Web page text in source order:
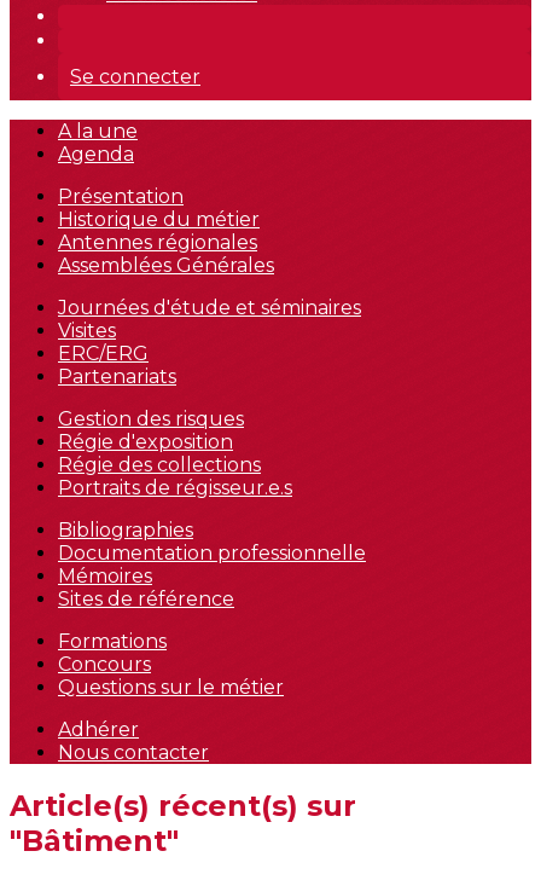
Se connecter
A la une
Agenda
Présentation
Historique du métier
Antennes régionales
Assemblées Générales
Journées d'étude et séminaires
Visites
ERC/ERG
Partenariats
Gestion des risques
Régie d'exposition
Régie des collections
Portraits de régisseur.e.s
Bibliographies
Documentation professionnelle
Mémoires
Sites de référence
Formations
Concours
Questions sur le métier
Adhérer
Nous contacter
Article(s) récent(s) sur
"Bâtiment"